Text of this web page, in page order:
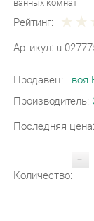
Артикул: u-
Продавец:
Производитель:
Последняя цена:
-